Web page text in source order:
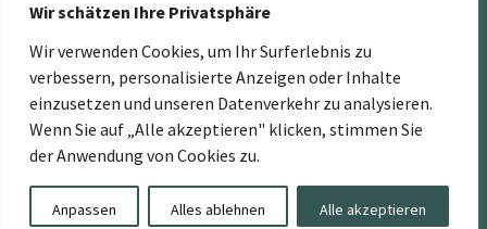
Wir schätzen Ihre Privatsphäre
Wir verwenden Cookies, um Ihr Surferlebnis zu
verbessern, personalisierte Anzeigen oder Inhalte
einzusetzen und unseren Datenverkehr zu analysieren.
Wenn Sie auf „Alle akzeptieren" klicken, stimmen Sie
der Anwendung von Cookies zu.
Anpassen Alles ablehnen Alle akzeptieren
« Juni
„Der Service Gärtner“ ist ein Teil der Jumbogras &
Energiepflanzen GmbH. Weitere Mitglieder sind:
www.energiepflanzen.com,www.jumbograshecke.com,
www.Jumbogras-Tier.Shop